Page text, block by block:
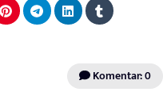
Komentar: 0